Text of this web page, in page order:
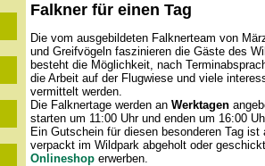
Falkner für einen Tag
Die vom ausgebildeten Falknerteam von
und Greifvögeln faszinieren die Gäste des
besteht die Möglichkeit, nach
die Arbeit auf der Flugwiese und viele
vermittelt werden.
Die Falknertage werden an Werktagen
starten um 11:00 Uhr und enden um 16:00
Ein Gutschein für diesen besonderen Tag
verpackt im Wildpark abgeholt oder
Onlineshop erwerben.